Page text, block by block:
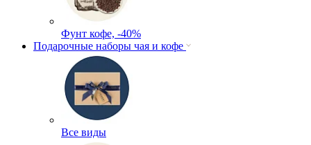
Фунт кофе, -40%
Подарочные наборы чая и кофе
Все виды